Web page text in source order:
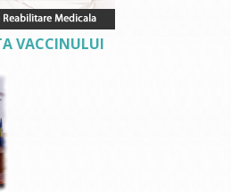
VACCINULUI